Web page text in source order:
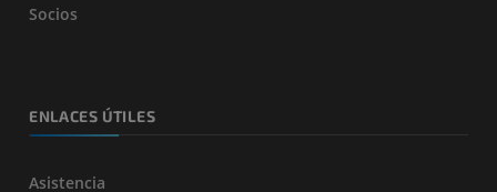
Socios
ENLACES ÚTILES
Asistencia